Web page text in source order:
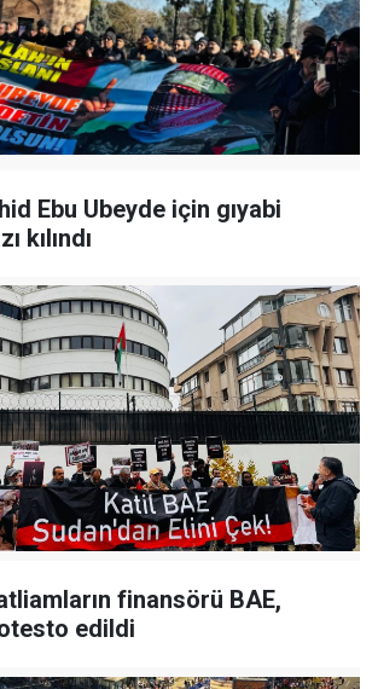
Ebu Ubeyde için gıyabi
kılındı
finansörü BAE,
edildi